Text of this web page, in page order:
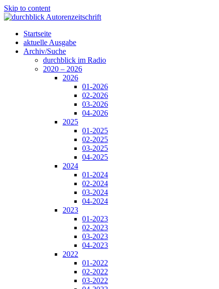
Skip to content
Startseite
aktuelle Ausgabe
Archiv/Suche
durchblick im Radio
2020 – 2026
2026
01-2026
02-2026
03-2026
04-2026
2025
01-2025
02-2025
03-2025
04-2025
2024
01-2024
02-2024
03-2024
04-2024
2023
01-2023
02-2023
03-2023
04-2023
2022
01-2022
02-2022
03-2022